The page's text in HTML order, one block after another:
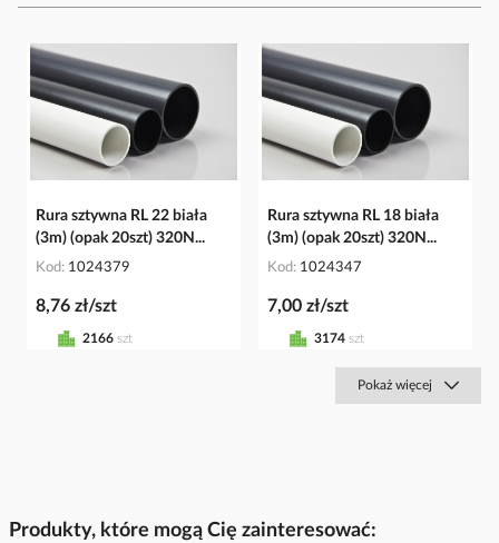
Rura sztywna RL 22 biała
(3m) (opak 20szt) 320N...
Kod 1024379
8,76 zł/szt
2166 szt
Rura sztywna RL 18 biała
(3m) (opak 20szt) 320N...
Kod 1024347
7,00 zł/szt
3174 szt
Pokaż więcej
Produkty, które mogą Cię zainteresować: